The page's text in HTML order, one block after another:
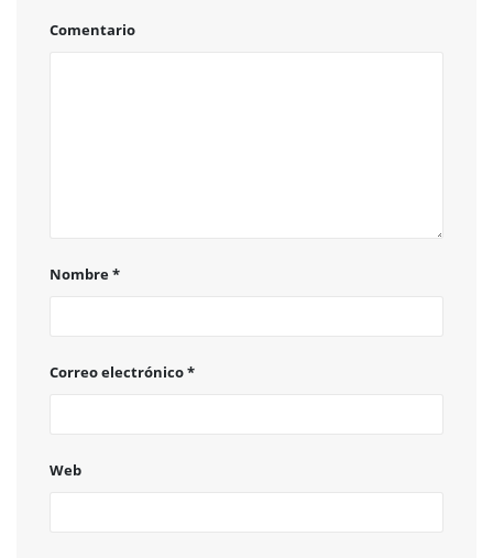
Comentario
Nombre*
Correo electrónico*
Web